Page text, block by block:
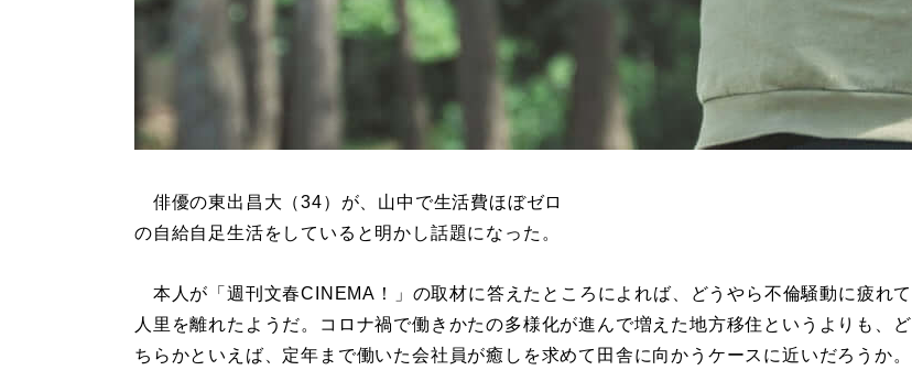
俳優の東出昌大（34）が、山中で生活費ほぼゼロ
の自給自足生活をしていると明かし話題になった。
本人が「週刊文春CINEMA！」の取材に答えたところによれば、どうやら不倫騒動に疲れて
人里を離れたようだ。コロナ禍で働きかたの多様化が進んで増えた地方移住というよりも、ど
ちらかといえば、定年まで働いた会社員が癒しを求めて田舎に向かうケースに近いだろうか。